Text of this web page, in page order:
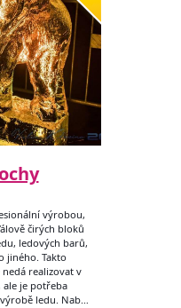
výrobou,
čirých bloků
ledových barů,
jiného. Takto
realizovat v
ale je potřeba
ledu. Nab…